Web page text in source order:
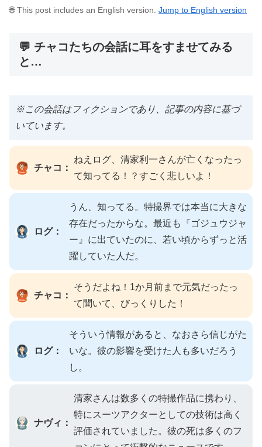
🌐 This post includes an English version. Jump to English version
💬 チャコたちの会話に耳をすませてみる
と…
※この会話はフィクションであり、記事の内容に基づ
いています。
チャコ：
ねえログ、清家利一さんが亡くなったっ
て知ってる！？すごく悲しいよ！
ログ：
うん、知ってる。特撮界では本当に大きな
存在だったからな。最近も『ゴジュウジャ
ー』に出ていたのに、若い頃からずっと活
躍していた人だ。
チャコ：
そうだよね！1か月前まで元気だったっ
て聞いて、びっくりした！
ログ：
そういう情報があると、なおさら信じがた
いな。彼の影響を受けた人も多いだろう
し。
ナヴィ：
清家さんは数多くの特撮作品に携わり、
特にスーツアクターとしての技術は高く
評価されていました。彼の死は多くのフ